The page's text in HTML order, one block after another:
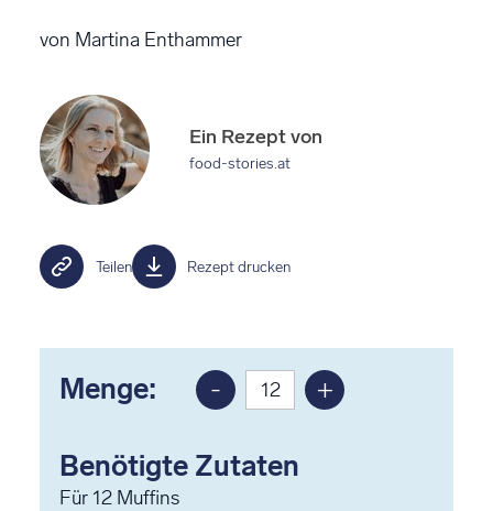
von Martina Enthammer
Ein Rezept von
food-stories.at
Teilen Rezept drucken
Menge:
Portion
-
Portion
+
Benötigte Zutaten
Für 12 Muffins